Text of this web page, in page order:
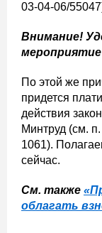
03-04-06/
Внимание!
мероприятие
По этой же
придется
действия
Минтруд (см.
1061).
сейчас.
См. также
облагать